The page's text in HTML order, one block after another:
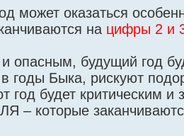
может оказаться
на цифры 2 и
опасным, будущий год
Быка, рискуют
год будет критическим
– которые